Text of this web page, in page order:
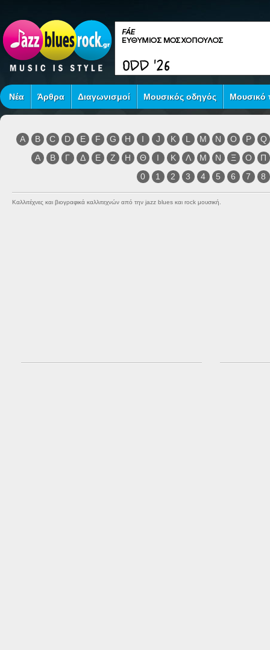
Νέα Άρθρα Διαγωνισμοί Μουσικός οδηγός Μουσικό
A B C D E F G H I J K L M N O P
Q
Α
Β Γ Δ Ε Ζ Η Θ Ι Κ Λ Μ Ν Ξ Ο
Π
0
1 2 3 4 5 6 7 8
Καλλιτέχνες και βιογραφικά καλλιτεχνών από την jazz blues και rock μουσική.